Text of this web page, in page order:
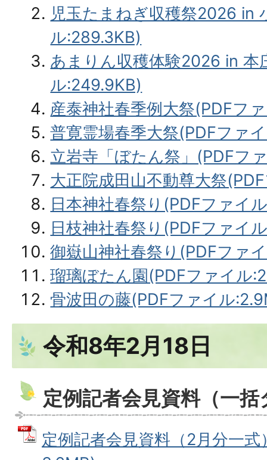
児玉たまねぎ収穫祭2026 in
ル:289.3KB)
あまりん収穫体験2026 in 本
ル:249.9KB)
産泰神社春季例大祭(PDFフ
普寛霊場春季大祭(PDFファ
立岩寺「ぼたん祭」(PDFフ
大正院成田山不動尊大祭
日本神社春祭り(PDFファイ
日枝神社春祭り(PDFファイ
御嶽山神社春祭り(PDFファ
瑠璃ぼたん園(PDFファイル
骨波田の藤(PDFファイル
令和8年2月18日
定例記者会見資料（一
定例記者会見資料（2月分一